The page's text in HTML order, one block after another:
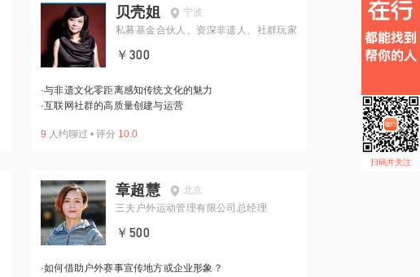
贝壳姐
宁波
私募基金合伙人、资深非遗人、社群玩家
￥300
·与非遗文化零距离感知传统文化的魅力
·互联网社群的高质量创建与运营
9 人约聊过 • 评分 10.0
章超慧
北京
三夫户外运动管理有限公司总经理
￥500
·如何借助户外赛事宣传地方或企业形象？
扫码并关注